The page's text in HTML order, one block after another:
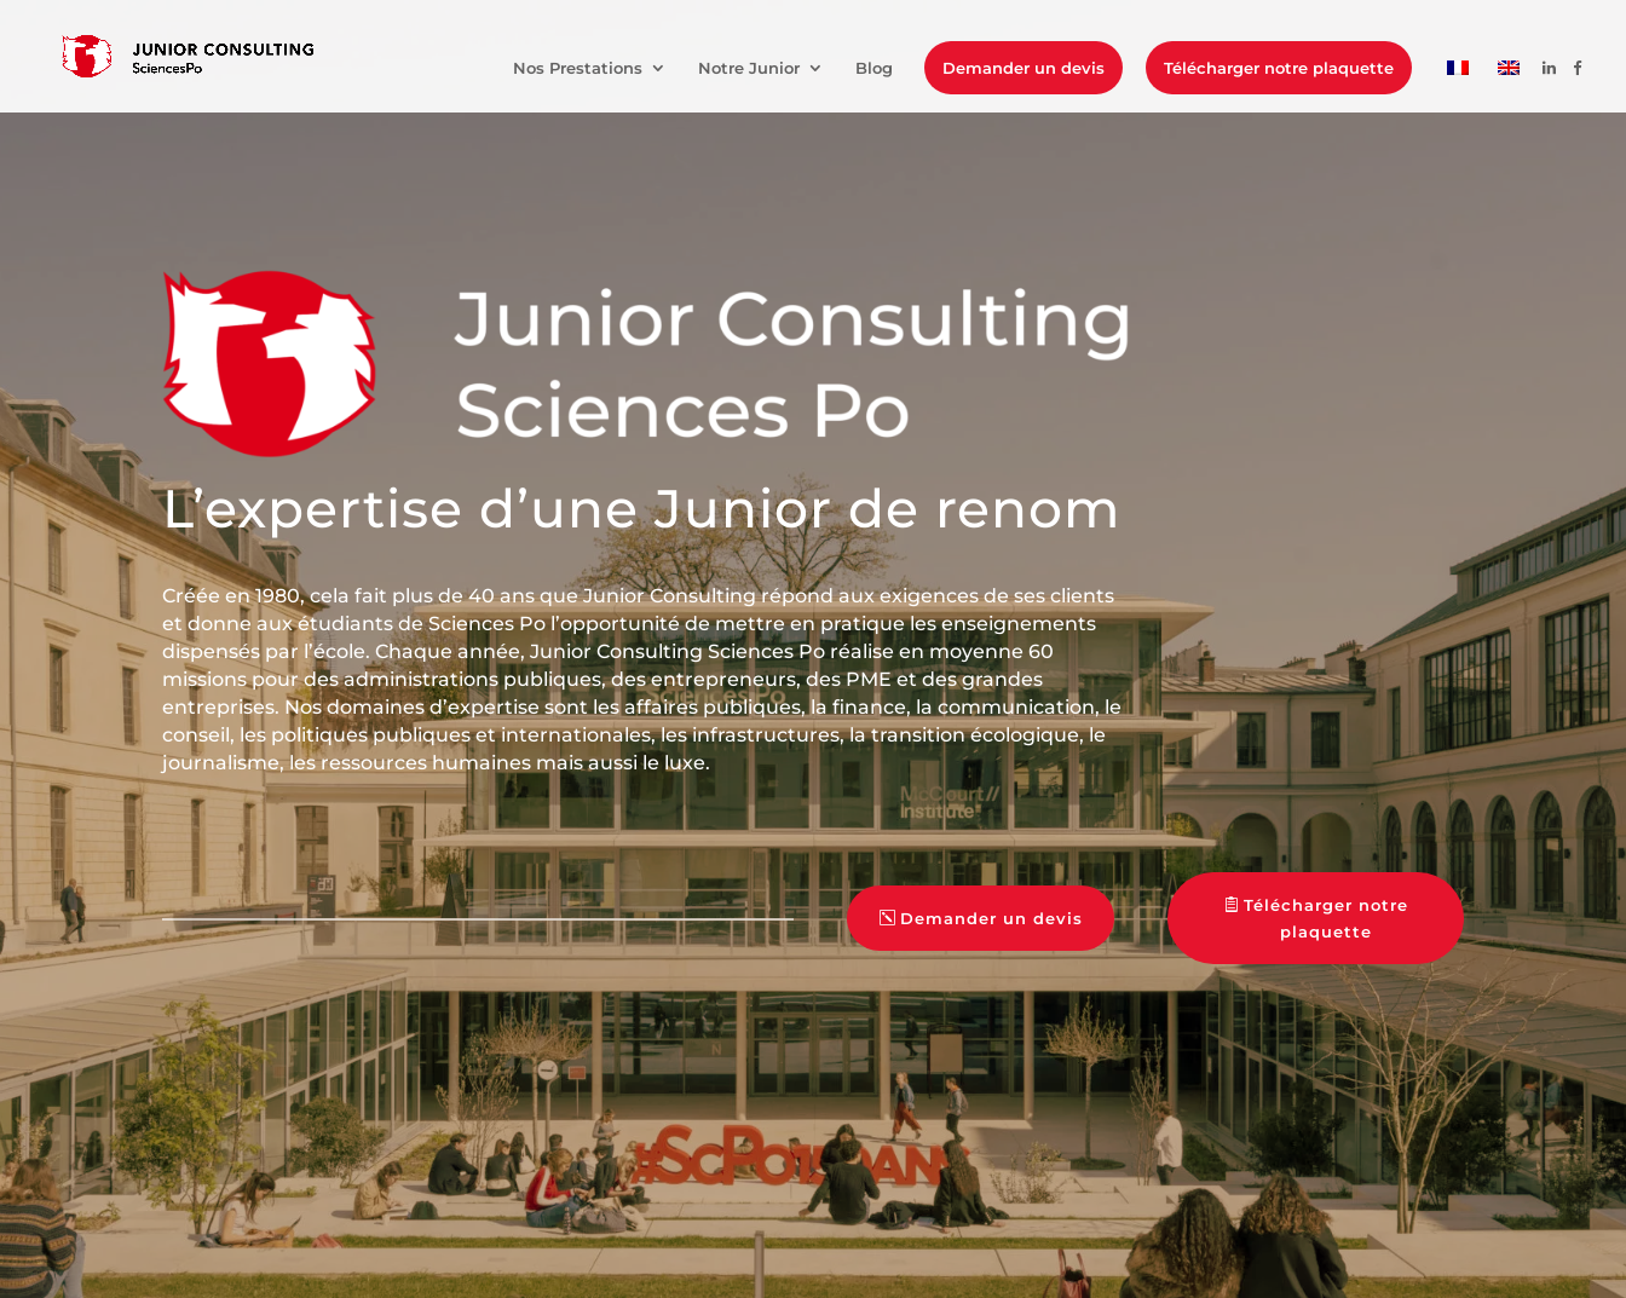
Nos Prestations Notre Junior Blog Demander un devis Télécharger notre plaquette
L’expertise d’une Junior de renom
Créée en 1980, cela fait plus de 40 ans que Junior Consulting répond aux exigences de ses clients
et donne aux étudiants de Sciences Po l’opportunité de mettre en pratique les enseignements
dispensés par l’école. Chaque année, Junior Consulting Sciences Po réalise en moyenne 60
missions pour des administrations publiques, des entrepreneurs, des PME et des grandes
entreprises. Nos domaines d’expertise sont les affaires publiques, la finance, la communication, le
conseil, les politiques publiques et internationales, les infrastructures, la transition écologique, le
journalisme, les ressources humaines mais aussi le luxe.
Demander un devis
Télécharger notre
plaquette